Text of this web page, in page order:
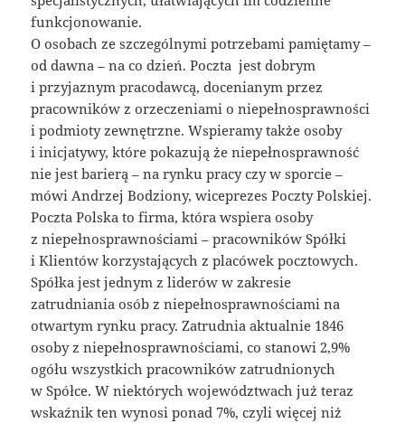
funkcjonowanie.
O osobach ze szczególnymi potrzebami pamiętamy –
od dawna – na co dzień. Poczta jest dobrym
i przyjaznym pracodawcą, docenianym przez
pracowników z orzeczeniami o niepełnosprawności
i podmioty zewnętrzne. Wspieramy także osoby
i inicjatywy, które pokazują że niepełnosprawność
nie jest barierą – na rynku pracy czy w sporcie –
mówi Andrzej Bodziony, wiceprezes Poczty Polskiej.
Poczta Polska to firma, która wspiera osoby
z niepełnosprawnościami – pracowników Spółki
i Klientów korzystających z placówek pocztowych.
Spółka jest jednym z liderów w zakresie
zatrudniania osób z niepełnosprawnościami na
otwartym rynku pracy. Zatrudnia aktualnie 1846
osoby z niepełnosprawnościami, co stanowi 2,9%
ogółu wszystkich pracowników zatrudnionych
w Spółce. W niektórych województwach już teraz
wskaźnik ten wynosi ponad 7%, czyli więcej niż